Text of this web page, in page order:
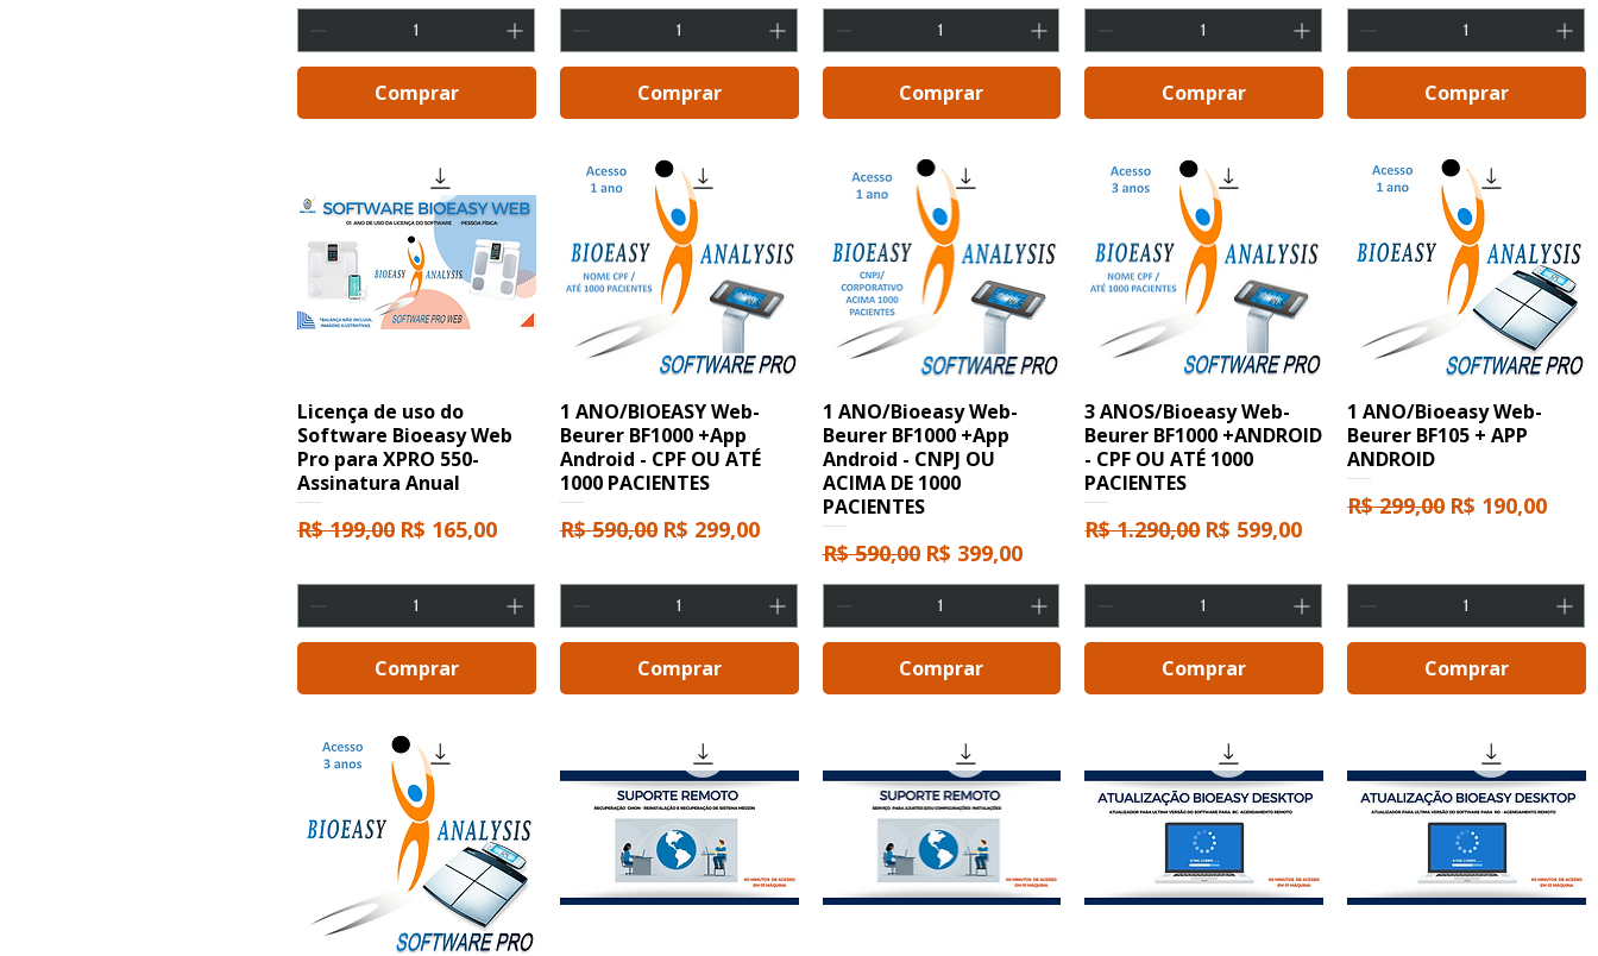
Comprar Comprar Comprar Comprar Comprar
Licença de uso do
Software Bioeasy Web
Pro para XPRO 550-
Assinatura Anual
Preço normal
R$ 199,00 Preço promocional
R$ 165,00
Comprar
1 ANO/BIOEASY Web-
Beurer BF1000 +App
Android - CPF OU ATÉ
1000 PACIENTES
Preço normal
R$ 590,00 Preço promocional
R$ 299,00
Comprar
1 ANO/Bioeasy Web-
Beurer BF1000 +App
Android - CNPJ OU
ACIMA DE 1000
PACIENTES
Preço normal
R$ 590,00 Preço promocional
R$ 399,00
Comprar
3 ANOS/Bioeasy Web-
Beurer BF1000 +ANDROID
- CPF OU ATÉ 1000
PACIENTES
Preço normal
R$ 1.290,00 Preço promocional
R$ 599,00
Comprar
1 ANO/Bioeasy Web-
Beurer BF105 + APP
ANDROID
Preço normal
R$ 299,00 Preço
R$ 190,00
Comprar